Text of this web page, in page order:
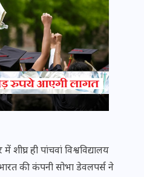
शीघ्र ही पांचवां विश्वविद्यालय
की कंपनी सोभा डेवलपर्स ने